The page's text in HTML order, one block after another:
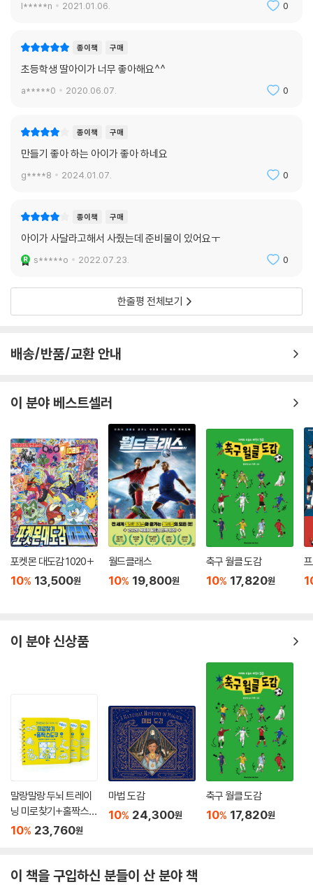
l*****n 2021.01.06. 0
종이책 구매
초등학생 딸아이가 너무 좋아해요^^
a*****0 2020.06.07. 0
종이책 구매
만들기 좋아 하는 아이가 좋아 하네요
g****8 2024.01.07. 0
종이책 구매
아이가 사달라고해서 사줬는데 준비물이 있어요ㅜ
s*****o 2022.07.23. 0
한줄평 전체보기
배송/반품/교환 안내
이 분야 베스트셀러
포켓몬 대도감 1020+
10% 13,500원
월드클래스
10% 19,800원
축구 월클 도감
10% 17,820원
이 분야 신상품
말랑말랑 두뇌 트레이
닝 미로찾기+홀짝스도
쿠 1~3 세트
10% 23,760원
마법 도감
10% 24,300원
축구 월클 도감
10% 17,820원
이 책을 구입하신 분들이 산 분야 책